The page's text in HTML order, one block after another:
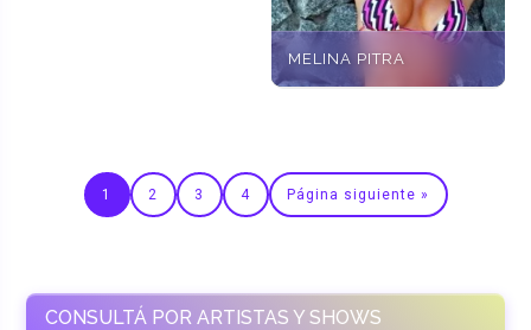
MELINA PITRA
1 2 3 4 Página siguiente »
CONSULTÁ POR ARTISTAS Y SHOWS